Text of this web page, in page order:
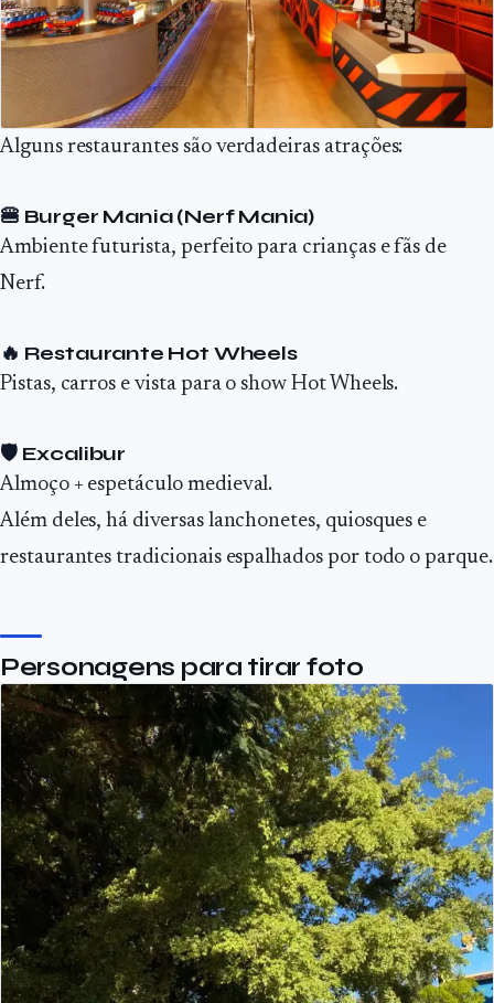
Alguns restaurantes são verdadeiras atrações:
🍔 Burger Mania (Nerf Mania)
Ambiente futurista, perfeito para crianças e fãs de
Nerf.
🔥 Restaurante Hot Wheels
Pistas, carros e vista para o show Hot Wheels.
🛡️ Excalibur
Almoço + espetáculo medieval.
Além deles, há diversas lanchonetes, quiosques e
restaurantes tradicionais espalhados por todo o parque.
Personagens para tirar foto